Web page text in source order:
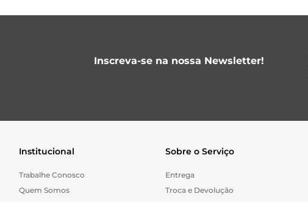
Inscreva-se na nossa Newsletter!
Institucional
Trabalhe Conosco
Quem Somos
Sobre o Serviço
Entrega
Troca e Devolução